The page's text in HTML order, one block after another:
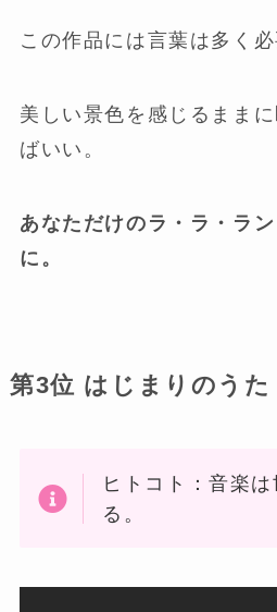
この作品には言葉は多く必
美しい景色を感じるまま
ばいい。
あなただけのラ・ラ・ラ
に。
第3位 はじまりのうた
ヒトコト：音楽
る。